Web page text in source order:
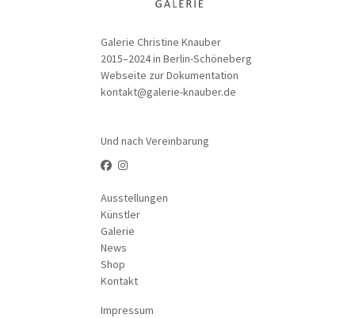
Galerie Christine Knauber
2015–2024 in Berlin-Schöneberg
Webseite zur Dokumentation
kontakt@galerie-knauber.de
Und nach Vereinbarung
Impressum
Ausstellungen
Künstler
Galerie
News
Shop
Kontakt